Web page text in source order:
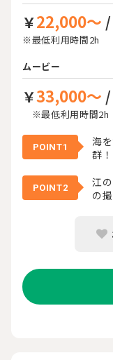
￥22,000～
※最低利用時間2h
ムービー
￥33,000～
※最低利用時間2h
POINT1
海
群！
POINT2
江
の